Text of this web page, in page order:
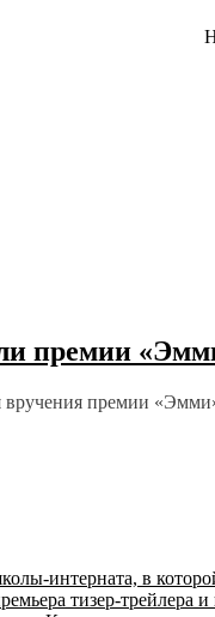
премии
премии
интерната, в
тизер-трейлера и